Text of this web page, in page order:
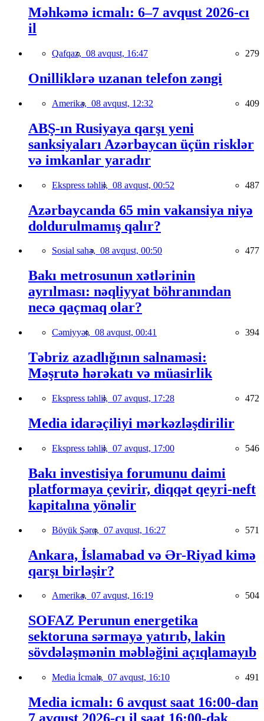
Məhkəmə icmalı: 6–7 avqust 2026-cı
il
Qafqaz, 08 avqust, 16:47 279
Onilliklərə uzanan telefon zəngi
Amerika, 08 avqust, 12:32 409
ABŞ-ın Rusiyaya qarşı yeni
sanksiyaları Azərbaycan üçün risklər
və imkanlar yaradır
Ekspress təhlil, 08 avqust, 00:52 487
Azərbaycanda 65 min vakansiya niyə
doldurulmamış qalır?
Sosial sahə, 08 avqust, 00:50 477
Bakı metrosunun xətlərinin
ayrılması: nəqliyyat böhranından
necə qaçmaq olar?
Cəmiyyət, 08 avqust, 00:41 394
Təbriz azadlığının salnaməsi:
Məşrutə hərəkatı və müasirlik
Ekspress təhlil, 07 avqust, 17:28 472
Media idarəçiliyi mərkəzləşdirilir
Ekspress təhlil, 07 avqust, 17:00 546
Bakı investisiya forumunu daimi
platformaya çevirir, diqqət qeyri-neft
kapitalına yönəlir
Böyük Şərq, 07 avqust, 16:27 571
Ankara, İslamabad və Ər-Riyad kimə
qarşı birləşir?
Amerika, 07 avqust, 16:19 504
SOFAZ Perunun energetika
sektoruna sərmayə yatırıb, lakin
sövdələşmənin məbləğini açıqlamayıb
Media İcmalı, 07 avqust, 16:10 491
Media icmalı: 6 avqust saat 16:00-dan